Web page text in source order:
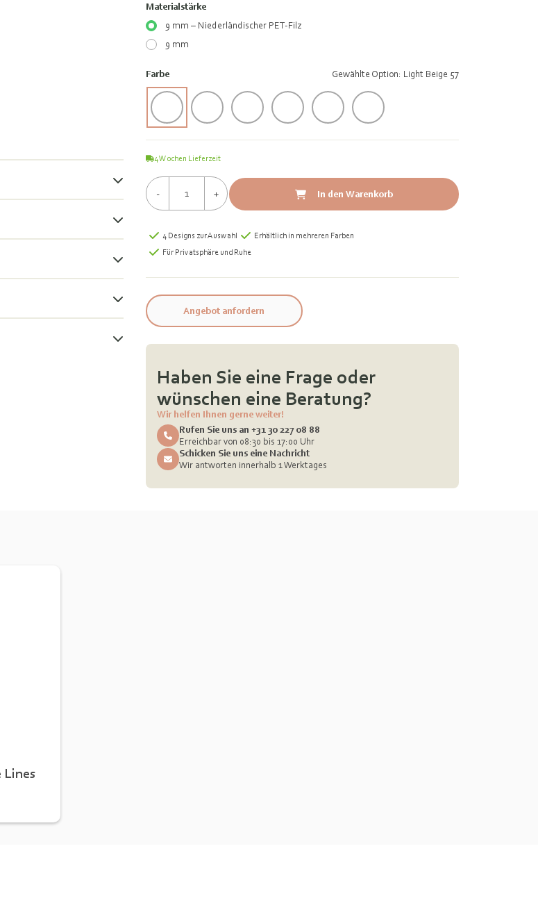
Materialstärke
9 mm – Niederländischer PET-Filz
9 mm
Farbe Gewählte Option: Light Beige 57
4Wochen Lieferzeit
- + In den Warenkorb
4 Designs zur Auswahl
Erhältlich in mehreren Farben
Für Privatsphäre und Ruhe
Angebot anfordern
Haben Sie eine Frage oder
wünschen eine Beratung?
Wir helfen Ihnen gerne weiter!
Rufen Sie uns an +31 30 227 08 88
Erreichbar von 08:30 bis 17:00 Uhr
Schicken Sie uns eine Nachricht
Wir antworten innerhalb 1 Werktages
Lines